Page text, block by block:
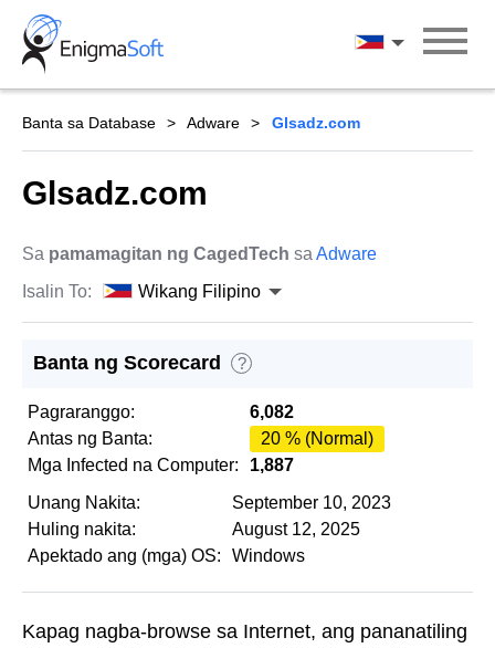
Skip
content
Wikang Filipino
Banta sa Database Adware Glsadz.com
Glsadz.com
Sa pamamagitan ng CagedTech sa Adware
Isalin To:
Wikang Filipino
Banta ng Scorecard ?
Pagraranggo:
6,082
Antas ng Banta:
20 % (Normal)
Mga Infected na Computer:
1,887
Unang Nakita:
September 10, 2023
Huling nakita:
August 12, 2025
Apektado ang (mga) OS:
Windows
Kapag nagba-browse sa Internet, ang pananatiling